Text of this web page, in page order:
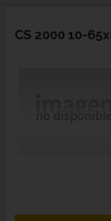
CS 2000 10-